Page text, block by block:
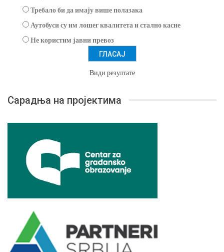
Требало би да имају више полазака
Аутобуси су им лошег квалитета и стално касне
Не користим јавни превоз
Види резултате
Сарадња на пројектима